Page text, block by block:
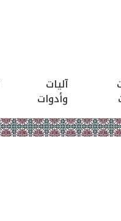
آليات
وأدوات